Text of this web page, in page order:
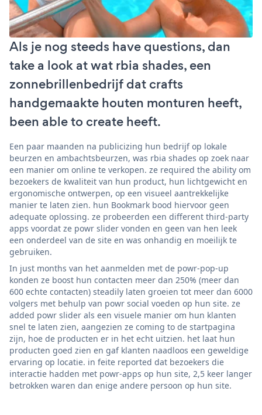
Als je nog steeds have questions, dan
take a look at wat rbia shades, een
zonnebrillenbedrijf dat crafts
handgemaakte houten monturen heeft,
been able to create heeft.
Een paar maanden na publicizing hun bedrijf op lokale
beurzen en ambachtsbeurzen, was rbia shades op zoek naar
een manier om online te verkopen. ze required the ability om
bezoekers de kwaliteit van hun product, hun lichtgewicht en
ergonomische ontwerpen, op een visueel aantrekkelijke
manier te laten zien. hun Bookmark bood hiervoor geen
adequate oplossing. ze probeerden een different third-party
apps voordat ze powr slider vonden en geen van hen leek
een onderdeel van de site en was onhandig en moeilijk te
gebruiken.
In just months van het aanmelden met de powr-pop-up
konden ze boost hun contacten meer dan 250% (meer dan
600 echte contacten) steadily laten groeien tot meer dan 6000
volgers met behulp van powr social voeden op hun site. ze
added powr slider als een visuele manier om hun klanten
snel te laten zien, aangezien ze coming to de startpagina
zijn, hoe de producten er in het echt uitzien. het laat hun
producten goed zien en gaf klanten naadloos een geweldige
ervaring op locatie. in feite reported dat bezoekers die
interactie hadden met powr-apps op hun site, 2,5 keer langer
betrokken waren dan enige andere persoon op hun site.